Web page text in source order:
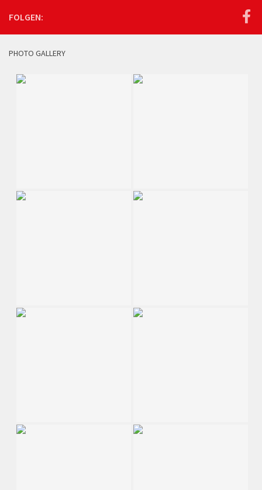
FOLGEN:
PHOTO GALLERY